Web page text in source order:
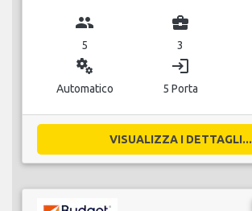
group
5
business_center
3
miscellaneous_services
Automatico
login
5 Porta
VISUALIZZA I DETTAGLI...